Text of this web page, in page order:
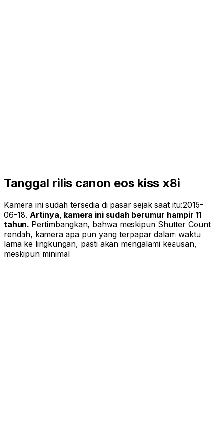
Tanggal rilis canon eos kiss x8i
Kamera ini sudah tersedia di pasar sejak saat itu:2015-
06-18. Artinya, kamera ini sudah berumur hampir 11
tahun. Pertimbangkan, bahwa meskipun Shutter Count
rendah, kamera apa pun yang terpapar dalam waktu
lama ke lingkungan, pasti akan mengalami keausan,
meskipun minimal